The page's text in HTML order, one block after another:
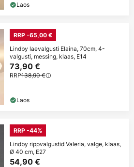
Laos
RRP -65,00 €
Lindby laevalgusti Elaina, 70cm, 4-
valgusti, messing, klaas, E14
73,90 €
RRP138,90 €
Laos
RRP -44%
Lindby rippvalgustid Valeria, valge, klaas,
Ø 40 cm, E27
54,90 €